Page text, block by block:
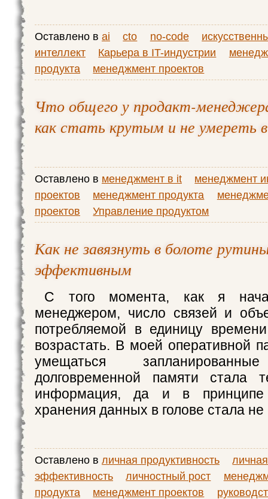
Оставлено в ai cto no-code
интеллект
Карьера в IT-индустрии
продукта
менеджмент проектов
Что общего у продакт-
как стать крутым и не умереть
Оставлено в менеджмент в it
менеджмент
проектов
менеджмент продукта
проектов
Управление продуктом
Как не завязнуть в болоте
эффективным
С того момента, как я
менеджером, число связей и
потребляемой в единицу
возрастать. В моей оперативной
умещаться
долговременной памяти стала
информация, да и в принципе
хранения данных в голове стала
Оставлено в личная продуктивность
личная
эффективность
личностный рост
продукта
менеджмент проектов